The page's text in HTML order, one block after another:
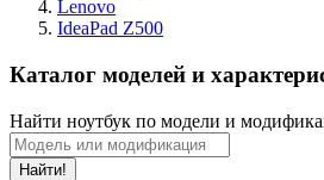
Lenovo
IdeaPad Z500
Каталог моделей и
Найти ноутбук по модели и
Найти!